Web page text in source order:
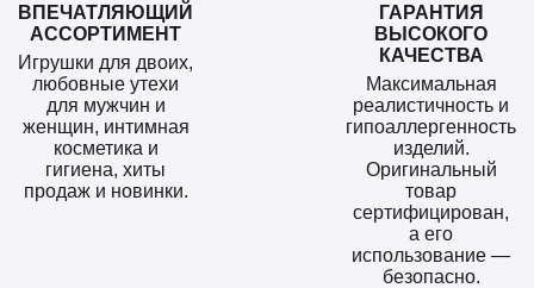
ВПЕЧАТЛЯЮЩИЙ
АССОРТИМЕНТ
Игрушки для двоих,
любовные утехи
для мужчин и
женщин, интимная
косметика и
гигиена, хиты
продаж и новинки.
ГАРАНТИЯ
ВЫСОКОГО
КАЧЕСТВА
Максимальная
реалистичность и
гипоаллергенность
изделий.
Оригинальный
товар
сертифицирован,
а его
использование —
безопасно.